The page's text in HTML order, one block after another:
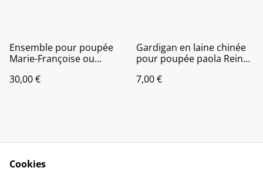
Ensemble pour poupée
Marie-Françoise ou
30,00 €
Gardigan en laine chinée
pour poupée paola Reina
7,00 €
Cookies